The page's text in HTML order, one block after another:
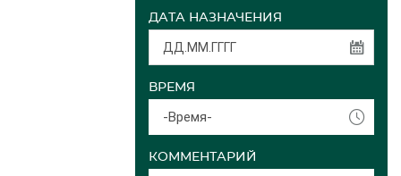
ДАТА НАЗНАЧЕНИЯ
ВРЕМЯ
-Время-
КОММЕНТАРИЙ